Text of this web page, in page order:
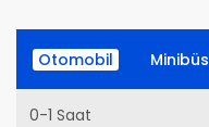
Otomobil Minibüs
0-1 Saat